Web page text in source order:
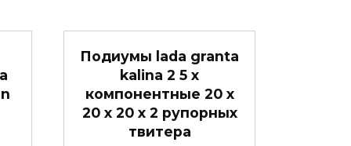
Подиумы lada granta
kalina 2 5 х
компонентные 20 х
20 х 20 х 2 рупорных
твитера